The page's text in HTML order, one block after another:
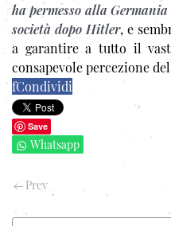
ha permesso alla
società dopo Hitler, e
a garantire a tutto il
consapevole percezione
fCondividi
Save
Whatsapp
Prev